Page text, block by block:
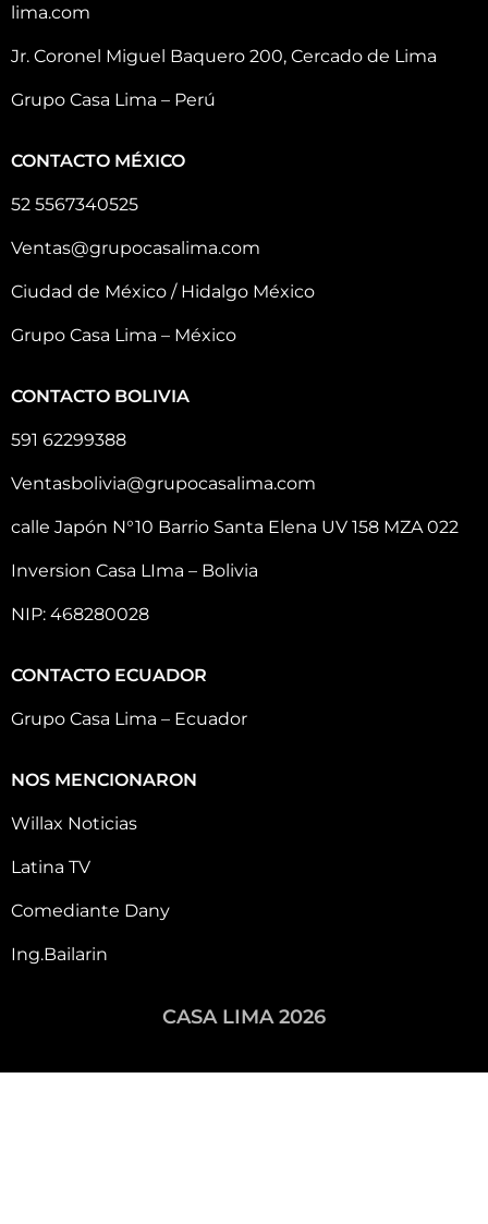
lima.com
Jr. Coronel Miguel Baquero 200, Cercado de Lima
Grupo Casa Lima – Perú
CONTACTO MÉXICO
52 5567340525
Ventas@grupocasalima.com
Ciudad de México / Hidalgo México
Grupo Casa Lima – México
CONTACTO BOLIVIA
591 62299388
Ventasbolivia@grupocasalima.com
calle Japón N°10 Barrio Santa Elena UV 158 MZA 022
Inversion Casa LIma – Bolivia
NIP: 468280028
CONTACTO ECUADOR
Grupo Casa Lima – Ecuador
NOS MENCIONARON
Willax Noticias
Latina TV
Comediante Dany
Ing.Bailarin
CASA LIMA 2026